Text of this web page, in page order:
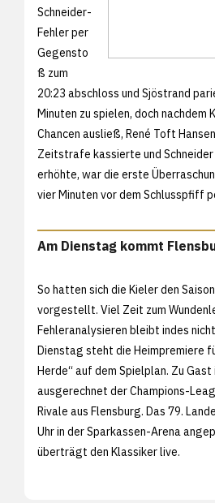
Schneider-
Fehler per
Gegensto
ß zum
20:23 abschloss und Sjöstrand
Minuten zu spielen, doch nachdem
Chancen ausließ, René Toft
Zeitstrafe kassierte und
erhöhte, war die erste
vier Minuten vor dem Schlusspfiff
Am Dienstag kommt
So hatten sich die Kieler den
vorgestellt. Viel Zeit zum
Fehleranalysieren bleibt indes
Dienstag steht die Heimpremiere
Herde“ auf dem Spielplan. Zu Gast
ausgerechnet der Champions-
Rivale aus Flensburg. Das 79.
Uhr in der Sparkassen-Arena
überträgt den Klassiker live.